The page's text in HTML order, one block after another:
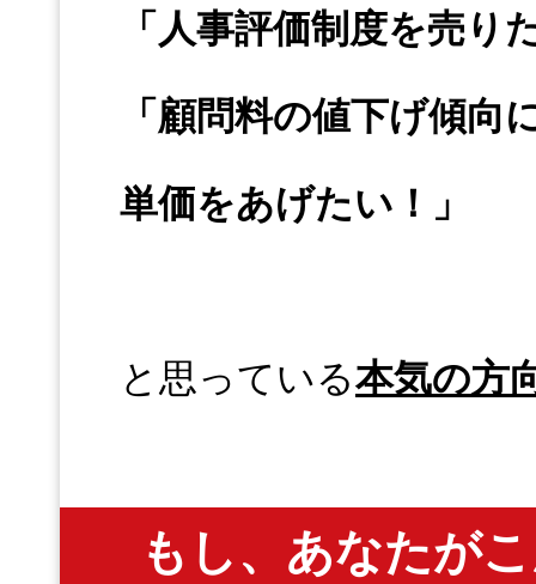
「人事評価制度を売り
「顧問料の値下げ傾
単価をあげたい！」
と思っている本気の方
もし、あなたが